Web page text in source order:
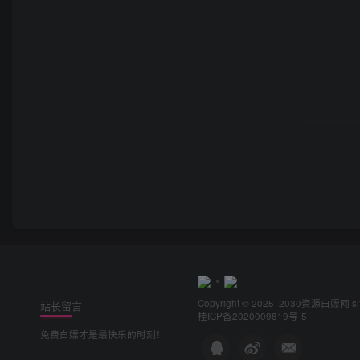
站长留言
免费白嫖才是最快乐的时刻！
Copyright © 2025· 2030资源白嫖网
桂ICP备2020009819号-5